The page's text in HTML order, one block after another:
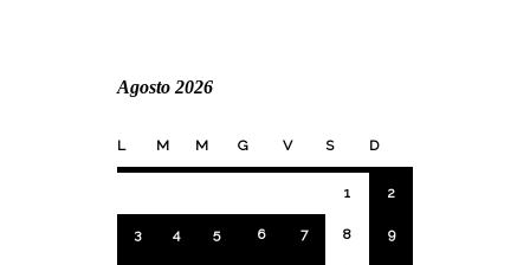
Agosto 2026
L M M G V S D
1 2
3 4 5 6 7 8 9